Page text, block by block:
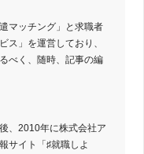
マッチング」と求職者
ス」を運営しており、
べく、随時、記事の編
、2010年に株式会社ア
サイト「♯就職しよ